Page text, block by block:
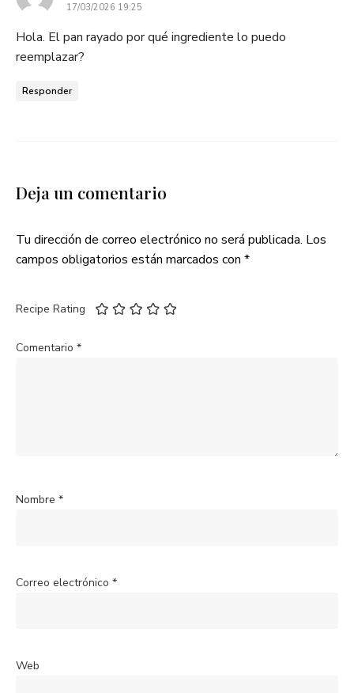
17/03/2026 19:25
Hola. El pan rayado por qué ingrediente lo puedo
reemplazar?
Responder
Deja un comentario
Tu dirección de correo electrónico no será publicada. Los
campos obligatorios están marcados con *
Recipe Rating
Comentario *
Nombre *
Correo electrónico *
Web